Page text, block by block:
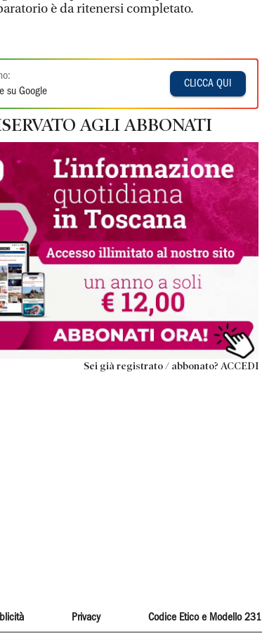
è da ritenersi completato.
su Google
CLICCA QUI
AGLI ABBONATI
Sei già registrato / abbonato? ACCEDI
Privacy Codice Etico e Modello 231